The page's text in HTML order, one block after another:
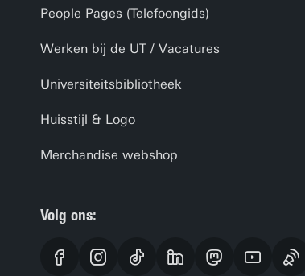
People Pages (Telefoongids)
Werken bij de UT / Vacatures
Universiteitsbibliotheek
Huisstijl & Logo
Merchandise webshop
Volg ons: